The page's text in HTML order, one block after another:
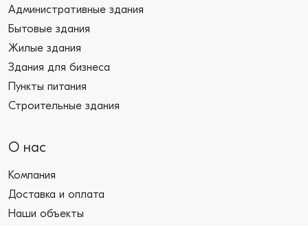
Административные здания
Бытовые здания
Жилые здания
Здания для бизнеса
Пункты питания
Строительные здания
О нас
Компания
Доставка и оплата
Наши объекты